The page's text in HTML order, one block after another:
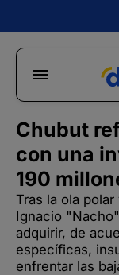
Chubut
con una
190
Tras la ola
Ignacio
adquirir, de
específicas,
enfrentar las